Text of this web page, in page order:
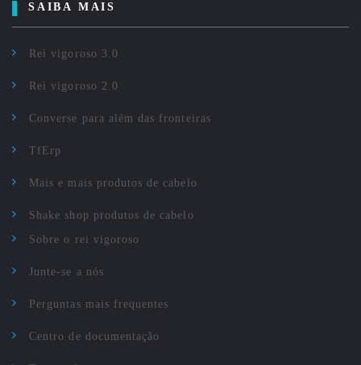
SAIBA MAIS
Rei vigoroso 3.0
Rei vigoroso 2.0
Converse para além das fronteiras
TfErp
Mais e mais produtos de cabelo
Shake shop produtos de cabelo
Sobre o rei vigoroso
Junte-se a nós
Perguntas mais frequentes
Centro de documentação